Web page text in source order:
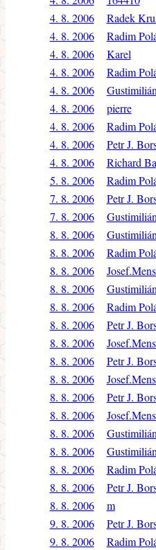
4. 8. 2006
Radek
4. 8. 2006
Radim
4. 8. 2006
Karel
4. 8. 2006
Radim
4. 8. 2006
4. 8. 2006
pierre
4. 8. 2006
Radim
4. 8. 2006
Petr J.
4. 8. 2006
Richard
5. 8. 2006
Radim
7. 8. 2006
Petr J.
7. 8. 2006
8. 8. 2006
8. 8. 2006
Radim
8. 8. 2006
8. 8. 2006
8. 8. 2006
Radim
8. 8. 2006
Petr J.
8. 8. 2006
8. 8. 2006
Petr J.
8. 8. 2006
8. 8. 2006
Petr J.
8. 8. 2006
8. 8. 2006
8. 8. 2006
8. 8. 2006
Radim
8. 8. 2006
Petr J.
8. 8. 2006
m
9. 8. 2006
Petr J.
9. 8. 2006
Radim